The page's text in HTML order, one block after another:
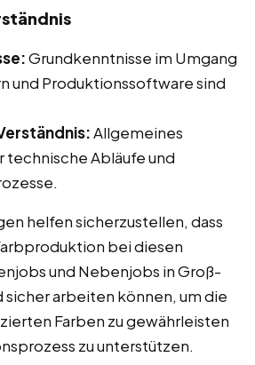
Grundkenntnisse im Umgang
und Produktionssoftware sind
Allgemeines
technische Abläufe und
helfen sicherzustellen, dass
bei diesen
und Nebenjobs in Groß-
arbeiten können, um die
Farben zu gewährleisten
zu unterstützen.